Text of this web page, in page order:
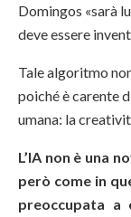
Domingos «sarà
deve essere
Tale algoritmo
poiché è carente
umana: la
L’IA non è una
però come in
preoccupata a